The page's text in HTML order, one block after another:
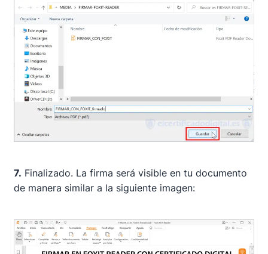
7. Finalizado. La firma será visible en tu documento
de manera similar a la siguiente imagen: